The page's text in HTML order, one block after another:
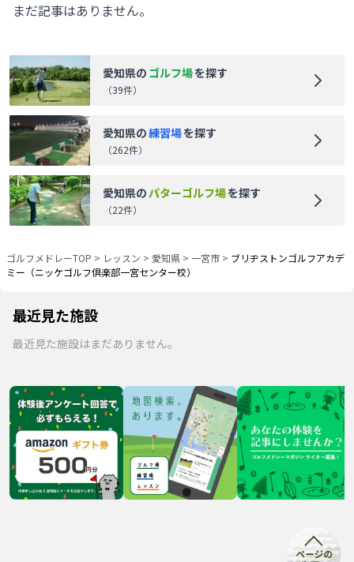
まだ記事はありません。
愛知県の ゴルフ場を探す
（39件）
愛知県の練習場を探す
（262件）
愛知県のパターゴルフ場を探す
（22件）
ゴルフメドレーTOP > レッスン > 愛知県 > 一宮市 > ブリヂストンゴルフアカデ
ミー（ニッケゴルフ倶楽部一宮センター校）
最近見た施設
最近見た施設はまだありません。